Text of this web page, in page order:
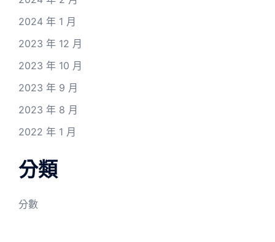
2024 年 1 月
2023 年 12 月
2023 年 10 月
2023 年 9 月
2023 年 8 月
2022 年 1 月
分類
分數